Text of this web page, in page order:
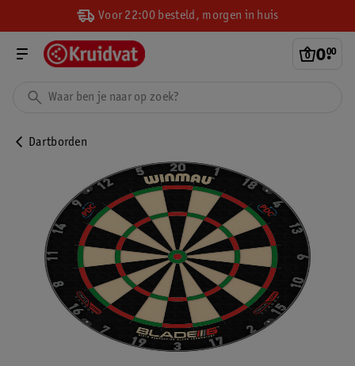
Voor 22:00 besteld, morgen in huis
0.
00
Dartborden